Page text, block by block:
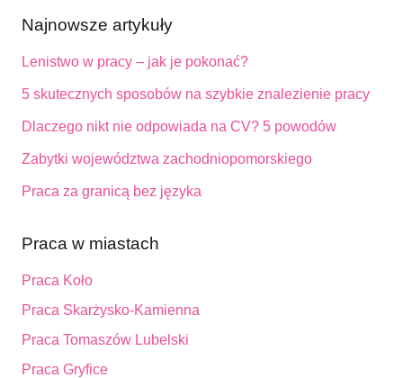
Najnowsze artykuły
Lenistwo w pracy – jak je pokonać?
5 skutecznych sposobów na szybkie znalezienie pracy
Dlaczego nikt nie odpowiada na CV? 5 powodów
Zabytki województwa zachodniopomorskiego
Praca za granicą bez języka
Praca w miastach
Praca Koło
Praca Skarżysko-Kamienna
Praca Tomaszów Lubelski
Praca Gryfice